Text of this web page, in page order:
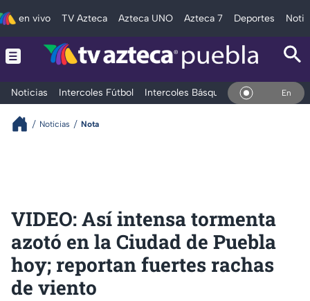
en vivo TV Azteca Azteca UNO Azteca 7 Deportes
Noticias Intercoles Fútbol Intercoles Básquetbol Deportes
En Vivo
Noticias Nota
VIDEO: Así intensa tormenta
azotó en la Ciudad de Puebla
hoy; reportan fuertes rachas
de viento